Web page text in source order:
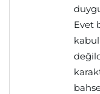
Evet